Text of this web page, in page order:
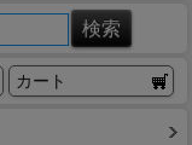
カート